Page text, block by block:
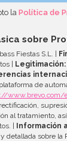
AÑADIR
laPolítica de
sobre
Fiestas S.L. |
|
Legitimación:
de
al tratamiento,
|
Información
detallada sobre la